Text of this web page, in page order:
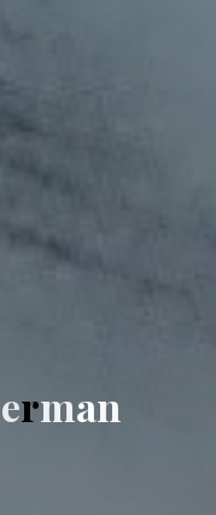
erman